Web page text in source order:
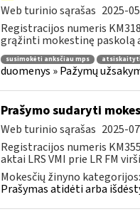
Web turinio sąrašas 2025-
Registracijos numeris
grąžinti mokestinę paskolą
susimokėti anksčiau mps
duomenys » Pažymų
Prašymo sudaryti
Web turinio sąrašas 2025-
Registracijos numeris
aktai LRS VMI prie LR FM
Mokesčių žinyno kategorijos:
Prašymas atidėti arba